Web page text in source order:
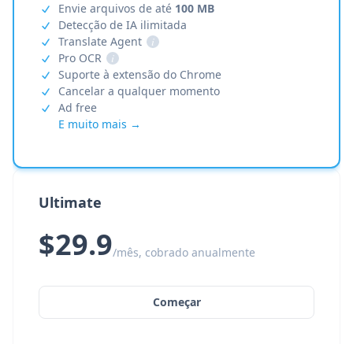
Envie arquivos de até 100 MB
Detecção de IA ilimitada
Translate Agent
i
Pro OCR
i
Suporte à extensão do Chrome
Cancelar a qualquer momento
Ad free
E muito mais →
Ultimate
$29.9/mês, cobrado anualmente
Começar